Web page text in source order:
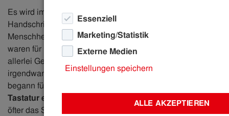
Es wird immer mal wieder beweint, doch es ist halt so. Die
Handschrift, diese große kulturelle Errungenschaft der
Menschheit, geht verloren. Steintafeln, Papyrus und Papier
waren für richtig lange Zeit die physische Grundlage für
allerlei Gedanken, Ideen oder Mitteilungen. Doch
irgendwann vor vergleichsweise nicht allzu langer Zeit
begann für die Handschrift das leise Servus. Tja.
Tastatur ersetzte vielfach den Stift, das Tippen immer
öfter das Schreiben. 1971 wurde schon die erste E-Mail
Essenziell
Marketing/Statistik
Externe Medien
Einstellungen speichern
ALLE AKZEPTIEREN